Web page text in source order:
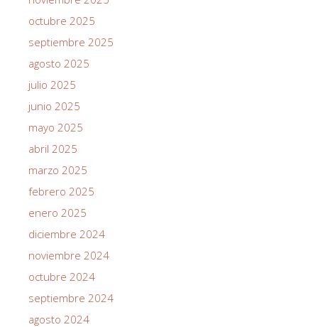
octubre 2025
septiembre 2025
agosto 2025
julio 2025
junio 2025
mayo 2025
abril 2025
marzo 2025
febrero 2025
enero 2025
diciembre 2024
noviembre 2024
octubre 2024
septiembre 2024
agosto 2024